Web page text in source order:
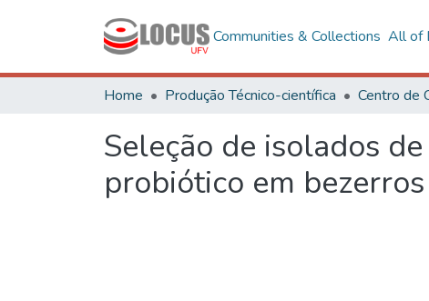
Communities & Collections All of
Home Produção Técnico-científica Centro de
Seleção de isolados
probiótico em bezerros